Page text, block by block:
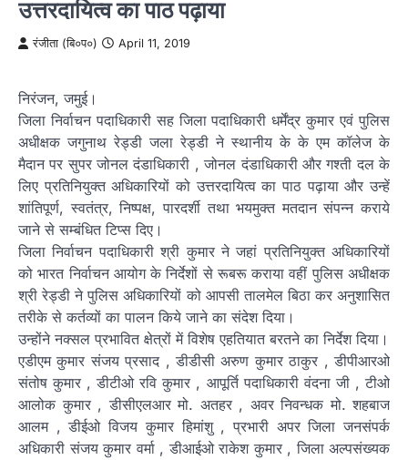
उत्तरदायित्व का पाठ पढ़ाया
रंजीता (बि०प०) April 11, 2019
निरंजन, जमुई।
जिला निर्वाचन पदाधिकारी सह जिला पदाधिकारी धर्मेंद्र कुमार एवं पुलिस
अधीक्षक जगुनाथ रेड्डी जला रेड्डी ने स्थानीय के के एम कॉलेज के
मैदान पर सुपर जोनल दंडाधिकारी , जोनल दंडाधिकारी और गश्ती दल के
लिए प्रतिनियुक्त अधिकारियों को उत्तरदायित्व का पाठ पढ़ाया और उन्हें
शांतिपूर्ण, स्वतंत्र, निष्पक्ष, पारदर्शी तथा भयमुक्त मतदान संपन्न कराये
जाने से सम्बंधित टिप्स दिए।
जिला निर्वाचन पदाधिकारी श्री कुमार ने जहां प्रतिनियुक्त अधिकारियों
को भारत निर्वाचन आयोग के निर्देशों से रूबरू कराया वहीं पुलिस अधीक्षक
श्री रेड्डी ने पुलिस अधिकारियों को आपसी तालमेल बिठा कर अनुशासित
तरीके से कर्तव्यों का पालन किये जाने का संदेश दिया।
उन्होंने नक्सल प्रभावित क्षेत्रों में विशेष एहतियात बरतने का निर्देश दिया।
एडीएम कुमार संजय प्रसाद , डीडीसी अरुण कुमार ठाकुर , डीपीआरओ
संतोष कुमार , डीटीओ रवि कुमार , आपूर्ति पदाधिकारी वंदना जी , टीओ
आलोक कुमार , डीसीएलआर मो. अतहर , अवर निवन्धक मो. शहबाज
आलम , डीईओ विजय कुमार हिमांशु , प्रभारी अपर जिला जनसंपर्क
अधिकारी संजय कुमार वर्मा , डीआईओ राकेश कुमार , जिला अल्पसंख्यक